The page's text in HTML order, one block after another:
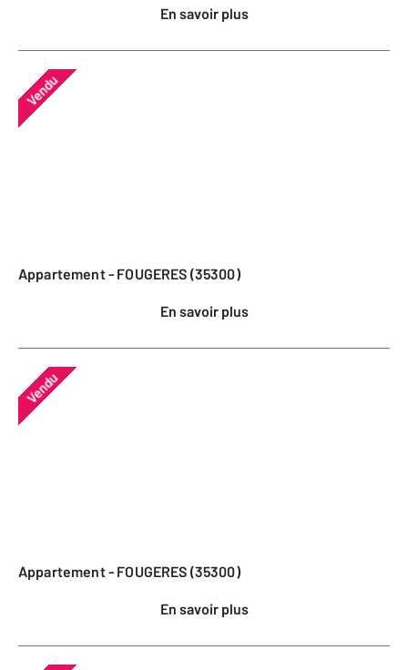
En savoir plus
Vendu
Appartement - FOUGERES (35300)
En savoir plus
Vendu
Appartement - FOUGERES (35300)
En savoir plus